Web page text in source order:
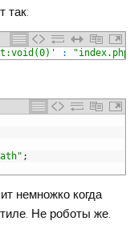
так:
:
;
немножко когда
Не роботы же.